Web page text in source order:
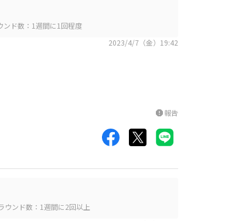
ンド数：1週間に1回程度
2023/4/7（金）19:42
report報告
ウンド数：1週間に2回以上